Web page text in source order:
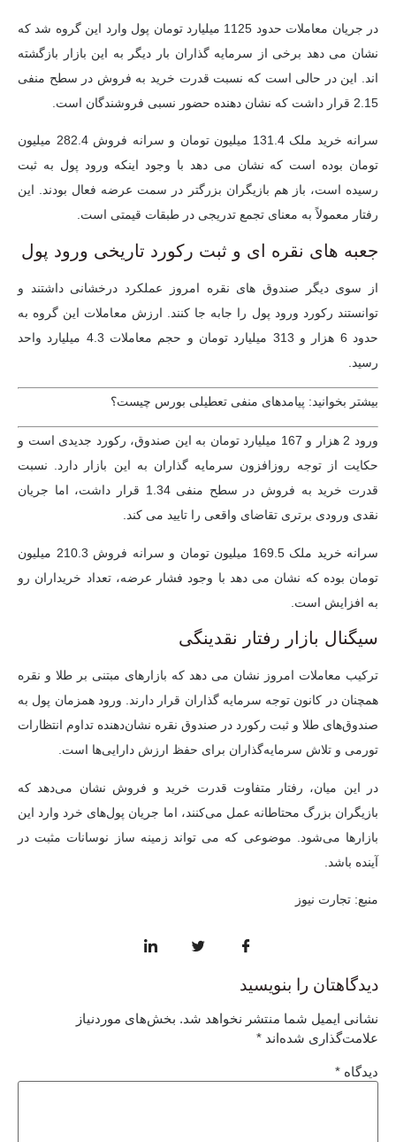
در جریان معاملات حدود 1125 میلیارد تومان پول وارد این گروه شد که
نشان می دهد برخی از سرمایه گذاران بار دیگر به این بازار بازگشته
اند. این در حالی است که نسبت قدرت خرید به فروش در سطح منفی
2.15 قرار داشت که نشان دهنده حضور نسبی فروشندگان است.
سرانه خرید ملک 131.4 میلیون تومان و سرانه فروش 282.4 میلیون
تومان بوده است که نشان می دهد با وجود اینکه ورود پول به ثبت
رسیده است، باز هم بازیگران بزرگتر در سمت عرضه فعال بودند. این
رفتار معمولاً به معنای تجمع تدریجی در طبقات قیمتی است.
جعبه های نقره ای و ثبت رکورد تاریخی ورود پول
از سوی دیگر صندوق های نقره امروز عملکرد درخشانی داشتند و
توانستند رکورد ورود پول را جابه جا کنند. ارزش معاملات این گروه به
حدود 6 هزار و 313 میلیارد تومان و حجم معاملات 4.3 میلیارد واحد
رسید.
بیشتر بخوانید: پیامدهای منفی تعطیلی بورس چیست؟
ورود 2 هزار و 167 میلیارد تومان به این صندوق، رکورد جدیدی است و
حکایت از توجه روزافزون سرمایه گذاران به این بازار دارد. نسبت
قدرت خرید به فروش در سطح منفی 1.34 قرار داشت، اما جریان
نقدی ورودی برتری تقاضای واقعی را تایید می کند.
سرانه خرید ملک 169.5 میلیون تومان و سرانه فروش 210.3 میلیون
تومان بوده که نشان می دهد با وجود فشار عرضه، تعداد خریداران رو
به افزایش است.
سیگنال بازار رفتار نقدینگی
ترکیب معاملات امروز نشان می دهد که بازارهای مبتنی بر طلا و نقره
همچنان در کانون توجه سرمایه گذاران قرار دارند. ورود همزمان پول به
صندوق‌های طلا و ثبت رکورد در صندوق نقره نشان‌دهنده تداوم انتظارات
تورمی و تلاش سرمایه‌گذاران برای حفظ ارزش دارایی‌ها است.
در این میان، رفتار متفاوت قدرت خرید و فروش نشان می‌دهد که
بازیگران بزرگ محتاطانه عمل می‌کنند، اما جریان پول‌های خرد وارد این
بازارها می‌شود. موضوعی که می تواند زمینه ساز نوسانات مثبت در
آینده باشد.
منبع: تجارت نیوز
دیدگاهتان را بنویسید
نشانی ایمیل شما منتشر نخواهد شد. بخش‌های موردنیاز
علامت‌گذاری شده‌اند *
دیدگاه *